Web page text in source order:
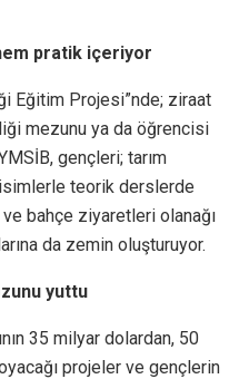
pratik içeriyor
Eğitim Projesi”nde; ziraat
mezunu ya da öğrencisi
gençleri; tarım
teorik derslerde
bahçe ziyaretleri olanağı
da zemin oluşturuyor.
yuttu
35 milyar dolardan, 50
projeler ve gençlerin